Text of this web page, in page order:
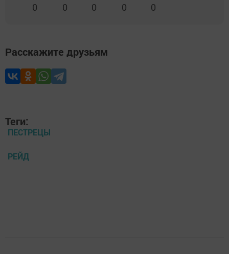
0 0 0 0 0
Расскажите друзьям
Теги:
ПЕСТРЕЦЫ
РЕЙД